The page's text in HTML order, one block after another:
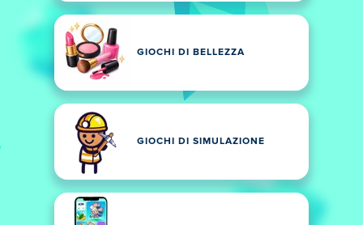
GIOCHI DI BELLEZZA
GIOCHI DI SIMULAZIONE